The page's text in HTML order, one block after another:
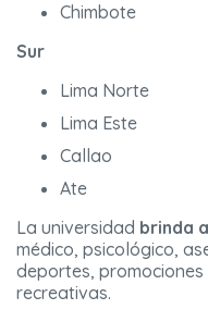
Chimbote
Sur
Lima Norte
Lima Este
Callao
Ate
La universidad brinda
médico, psicológico,
deportes,
recreativas.